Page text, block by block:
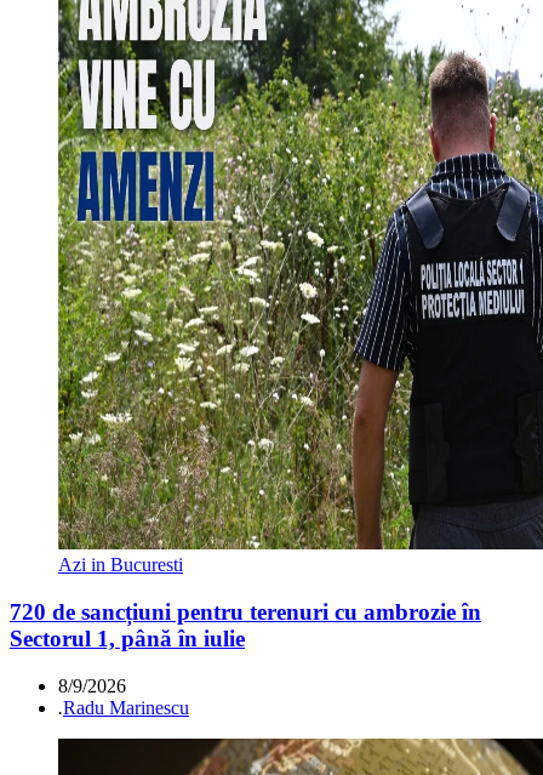
Azi in Bucuresti
720 de sancțiuni pentru terenuri cu ambrozie în
Sectorul 1, până în iulie
8/9/2026
.Radu Marinescu